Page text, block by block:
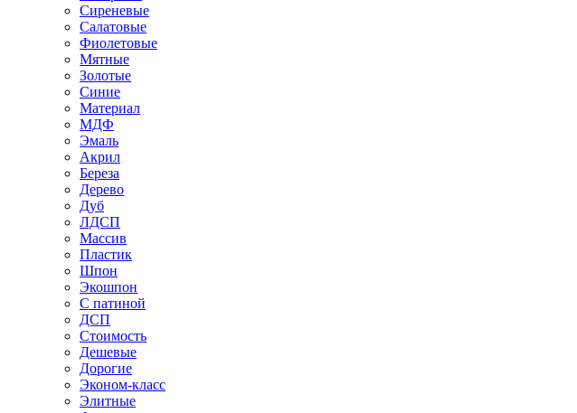
Сиреневые
Салатовые
Фиолетовые
Мятные
Золотые
Синие
Материал
МДФ
Эмаль
Акрил
Береза
Дерево
Дуб
ЛДСП
Массив
Пластик
Шпон
Экошпон
С патиной
ДСП
Стоимость
Дешевые
Дорогие
Эконом-класс
Элитные